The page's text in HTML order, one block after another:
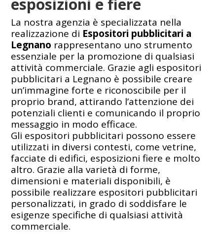
esposizioni e fiere
La nostra agenzia è specializzata nella
realizzazione di Espositori pubblicitari a
Legnano rappresentano uno strumento
essenziale per la promozione di qualsiasi
attività commerciale. Grazie agli espositori
pubblicitari a Legnano è possibile creare
un’immagine forte e riconoscibile per il
proprio brand, attirando l’attenzione dei
potenziali clienti e comunicando il proprio
messaggio in modo efficace.
Gli espositori pubblicitari possono essere
utilizzati in diversi contesti, come vetrine,
facciate di edifici, esposizioni fiere e molto
altro. Grazie alla varietà di forme,
dimensioni e materiali disponibili, è
possibile realizzare espositori pubblicitari
personalizzati, in grado di soddisfare le
esigenze specifiche di qualsiasi attività
commerciale.